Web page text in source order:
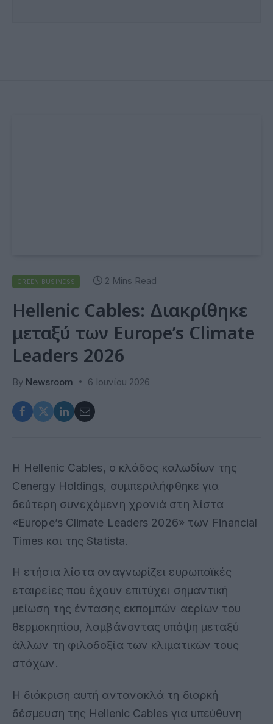
GREEN BUSINESS 2 Mins Read
Hellenic Cables: Διακρίθηκε
μεταξύ των Europe’s Climate
Leaders 2026
By Newsroom 6 Ιουνίου 2026
Η Hellenic Cables, ο κλάδος καλωδίων της
Cenergy Holdings, συμπεριλήφθηκε για
δεύτερη συνεχόμενη χρονιά στη λίστα
«Europe’s Climate Leaders 2026» των Financial
Times και της Statista.
Η ετήσια λίστα αναγνωρίζει ευρωπαϊκές
εταιρείες που έχουν επιτύχει σημαντική
μείωση της έντασης εκπομπών αερίων του
θερμοκηπίου, λαμβάνοντας υπόψη μεταξύ
άλλων τη φιλοδοξία των κλιματικών τους
στόχων.
Η διάκριση αυτή αντανακλά τη διαρκή
δέσμευση της Hellenic Cables για υπεύθυνη